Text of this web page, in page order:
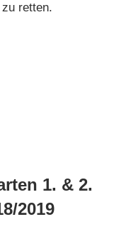
retten.
1. & 2.
2019